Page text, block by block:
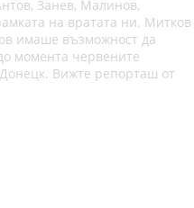
Занев, Малинов,
на вратата ни. Митков
имаше възможност да
момента червените
Вижте репорташ от